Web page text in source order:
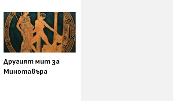
Другият мит за
Минотавъра